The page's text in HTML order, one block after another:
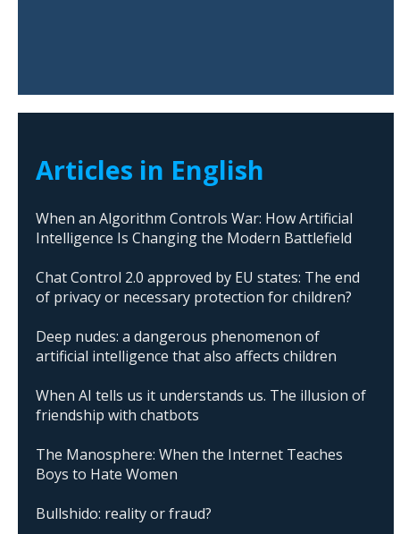
Articles in English
When an Algorithm Controls War: How Artificial
Intelligence Is Changing the Modern Battlefield
Chat Control 2.0 approved by EU states: The end
of privacy or necessary protection for children?
Deep nudes: a dangerous phenomenon of
artificial intelligence that also affects children
When AI tells us it understands us. The illusion of
friendship with chatbots
The Manosphere: When the Internet Teaches
Boys to Hate Women
Bullshido: reality or fraud?